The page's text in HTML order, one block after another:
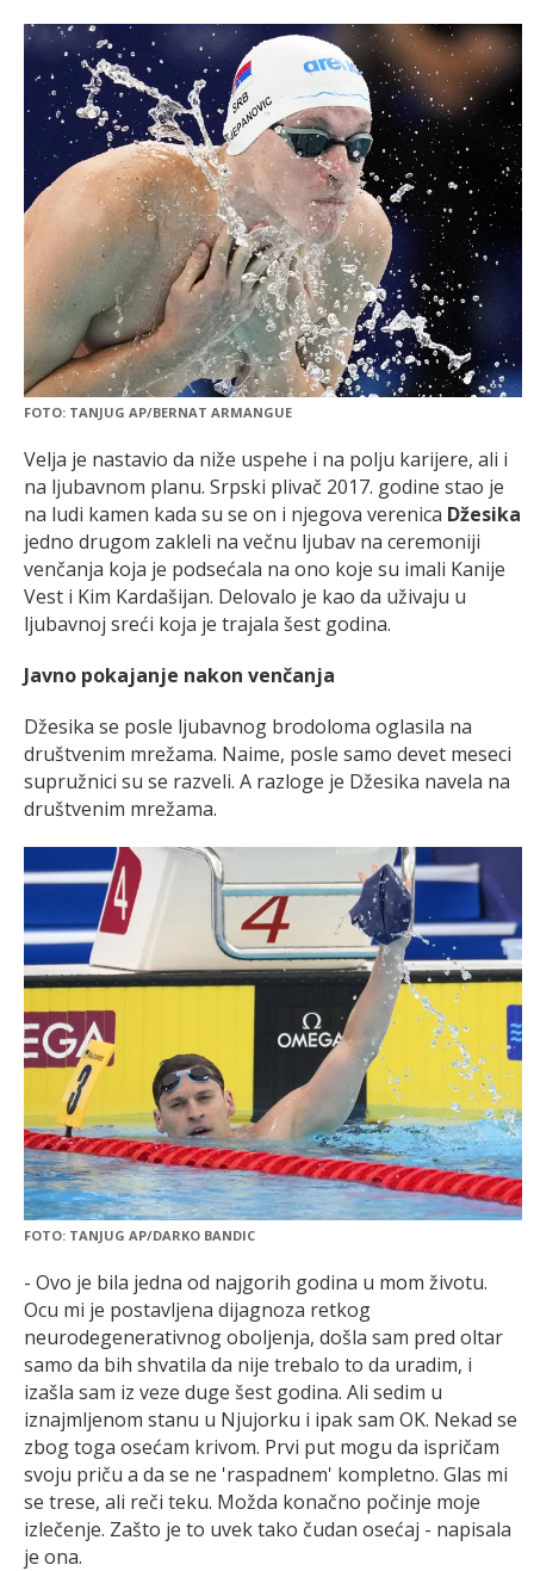
FOTO: TANJUG AP/BERNAT ARMANGUE
Velja je nastavio da niže uspehe i na polju karijere, ali i
na ljubavnom planu. Srpski plivač 2017. godine stao je
na ludi kamen kada su se on i njegova verenica Džesika
jedno drugom zakleli na večnu ljubav na ceremoniji
venčanja koja je podsećala na ono koje su imali Kanije
Vest i Kim Kardašijan. Delovalo je kao da uživaju u
ljubavnoj sreći koja je trajala šest godina.
Javno pokajanje nakon venčanja
Džesika se posle ljubavnog brodoloma oglasila na
društvenim mrežama. Naime, posle samo devet meseci
supružnici su se razveli. A razloge je Džesika navela na
društvenim mrežama.
FOTO: TANJUG AP/DARKO BANDIC
- Ovo je bila jedna od najgorih godina u mom životu.
Ocu mi je postavljena dijagnoza retkog
neurodegenerativnog oboljenja, došla sam pred oltar
samo da bih shvatila da nije trebalo to da uradim, i
izašla sam iz veze duge šest godina. Ali sedim u
iznajmljenom stanu u Njujorku i ipak sam OK. Nekad se
zbog toga osećam krivom. Prvi put mogu da ispričam
svoju priču a da se ne 'raspadnem' kompletno. Glas mi
se trese, ali reči teku. Možda konačno počinje moje
izlečenje. Zašto je to uvek tako čudan osećaj - napisala
je ona.